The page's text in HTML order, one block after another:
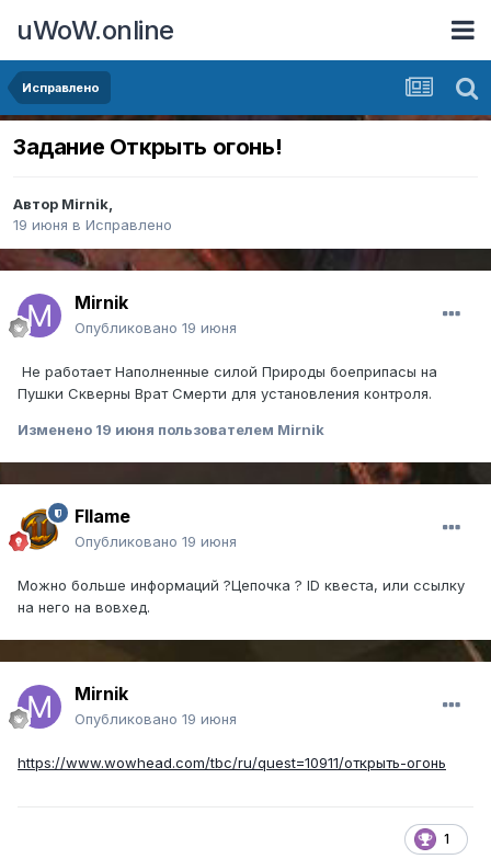
uWoW.online
Исправлено
Задание Открыть огонь!
Автор Mirnik,
19 июня в Исправлено
Mirnik
Опубликовано 19 июня
Не работает Наполненные силой Природы боеприпасы на
Пушки Скверны Врат Смерти для установления контроля.
Изменено 19 июня пользователем Mirnik
Fllame
Опубликовано 19 июня
Можно больше информаций ?Цепочка ? ID квеста, или ссылку
на него на вовхед.
Mirnik
Опубликовано 19 июня
https://www.wowhead.com/tbc/ru/quest=10911/открыть-огонь
1